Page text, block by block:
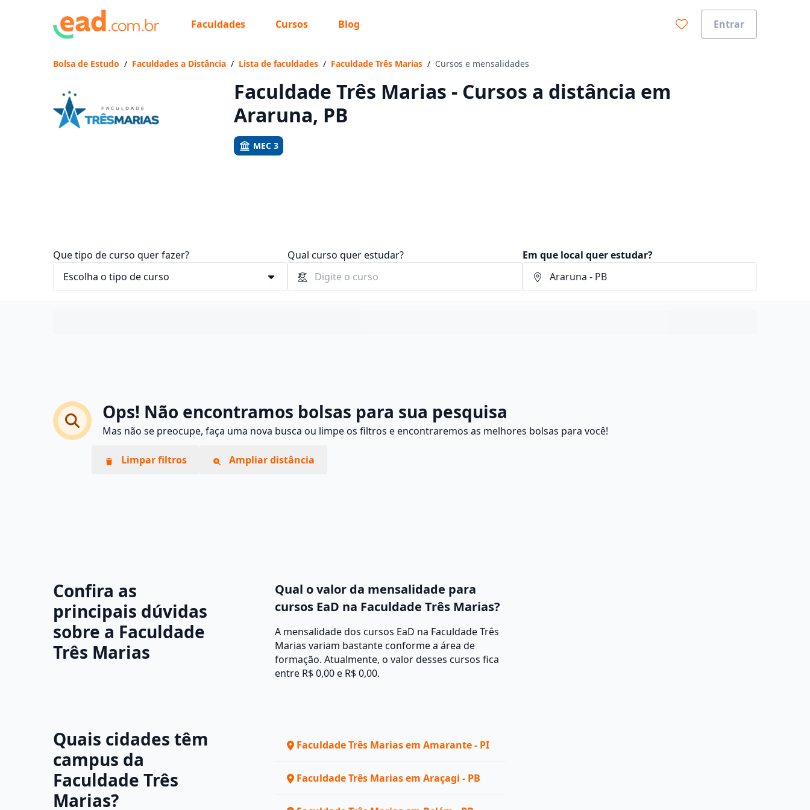
Faculdades Cursos Blog Entrar
Vamos te guiar no caminho ideal para seus estudos
Bolsa de Estudo / Faculdades a Distância / Lista de faculdades / Faculdade Três Marias / Cursos e mensalidades
Faculdade Três Marias - Cursos a distância em
Araruna, PB
MEC 3
Que tipo de curso quer fazer? Qual curso quer estudar? Em que local quer estudar?
Ops! Não encontramos bolsas para sua pesquisa
Mas não se preocupe, faça uma nova busca ou limpe os filtros e encontraremos as melhores bolsas para você!
Limpar filtros Ampliar distância
Confira as
principais dúvidas
sobre a Faculdade
Três Marias
Qual o valor da mensalidade para
cursos EaD na Faculdade Três Marias?
A mensalidade dos cursos EaD na Faculdade Três
Marias variam bastante conforme a área de
formação. Atualmente, o valor desses cursos fica
entre R$ 0,00 e R$ 0,00.
Quais cidades têm
campus da
Faculdade Três
Marias?
Faculdade Três Marias em Amarante - PI
Faculdade Três Marias em Araçagi - PB